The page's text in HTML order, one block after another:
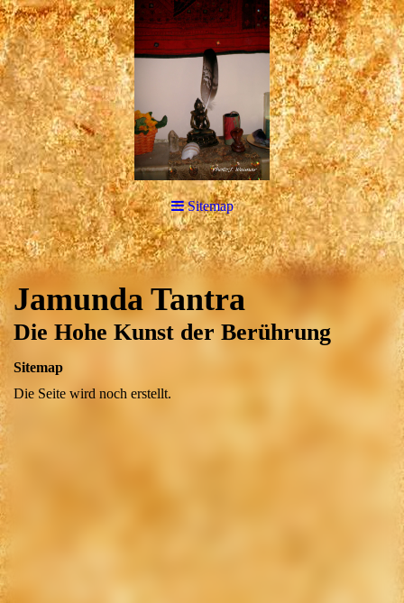
Sitemap
Jamunda Tantra
Die Hohe Kunst der Berührung
Sitemap
Die Seite wird noch erstellt.